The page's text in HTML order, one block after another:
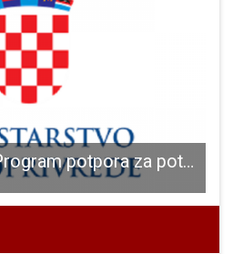
U e-savjetovanju Program potpora za poticanje djelatnosti prerade drva i proizvodnje namještaja za 2022.